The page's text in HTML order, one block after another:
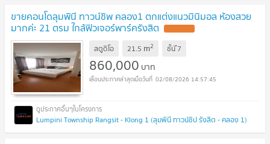
ขายคอนโดลุมพินี ทาวน์ชิพ คลอง1 ตกแต่งแนวมินิมอล ห้องสวย
มากค่ะ 21 ตรม ใกล้ฟิวเจอร์พาร์ครังสิต
สตูดิโอ 21.5 m2 ชั้นึ7
860,000 บาท
02/08/2026 14:57:45
Lumpini Township Rangsit - Klong 1 (ลุมพินี ทาวน์ชิป รังสิต - คลอง 1)